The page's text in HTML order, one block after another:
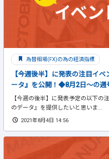
為替相場(FX)の為の経済指標
【今週後半】に発表の注目イ
ータ』を公開！◆8月2日～の
【今週の後半】に発表予定の以下の
のデータ』を提供したいと思いま...
2021年8月4日 14:56